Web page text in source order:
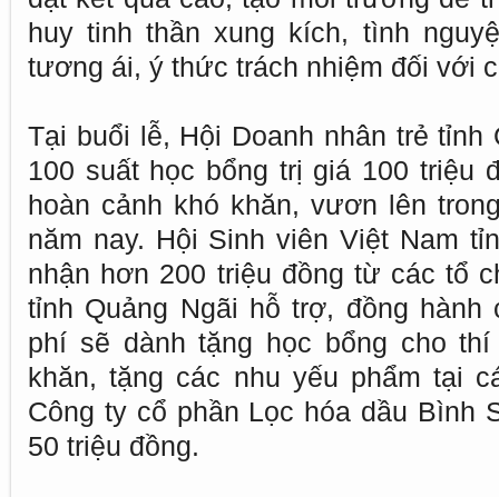
huy tinh thần xung kích, tình
tương ái, ý thức trách nhiệm đối với
Tại buổi lễ, Hội Doanh nhân trẻ tỉnh
100 suất học bổng trị giá 100 triệu
hoàn cảnh khó khăn, vươn lên
năm nay. Hội Sinh viên Việt Nam
nhận hơn 200 triệu đồng từ các tổ
tỉnh Quảng Ngãi hỗ trợ, đồng hành
phí sẽ dành tặng học bổng cho
khăn, tặng các nhu yếu phẩm tại
Công ty cổ phần Lọc hóa dầu Bình
50 triệu đồng.